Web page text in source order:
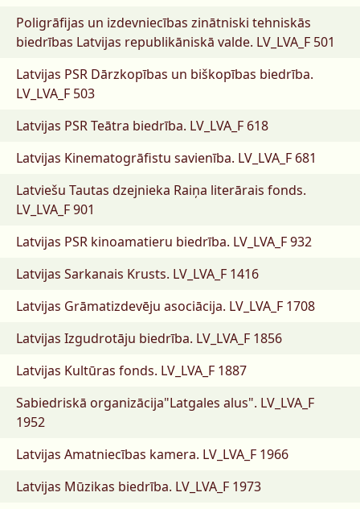
Poligrāfijas un izdevniecības zinātniski tehniskās
biedrības Latvijas republikāniskā valde. LV_LVA_F 501
Latvijas PSR Dārzkopības un biškopības biedrība.
LV_LVA_F 503
Latvijas PSR Teātra biedrība. LV_LVA_F 618
Latvijas Kinematogrāfistu savienība. LV_LVA_F 681
Latviešu Tautas dzejnieka Raiņa literārais fonds.
LV_LVA_F 901
Latvijas PSR kinoamatieru biedrība. LV_LVA_F 932
Latvijas Sarkanais Krusts. LV_LVA_F 1416
Latvijas Grāmatizdevēju asociācija. LV_LVA_F 1708
Latvijas Izgudrotāju biedrība. LV_LVA_F 1856
Latvijas Kultūras fonds. LV_LVA_F 1887
Sabiedriskā organizācija"Latgales alus". LV_LVA_F
1952
Latvijas Amatniecības kamera. LV_LVA_F 1966
Latvijas Mūzikas biedrība. LV_LVA_F 1973